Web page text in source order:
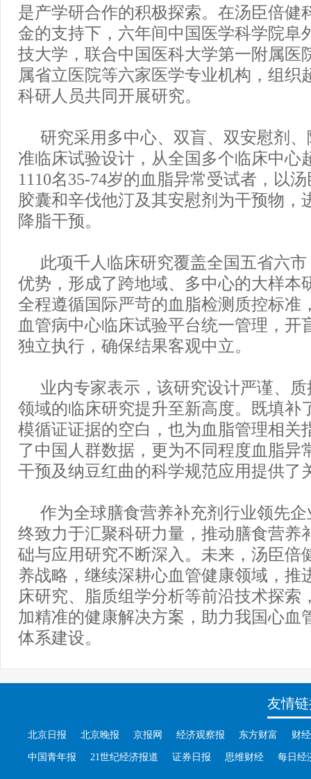
是产学研合作的积极探索。在汤臣倍健
金的支持下，六年间中国医学科学院阜
技大学，联合中国医科大学第一附属医
属省立医院等六家医学专业机构，组织
科研人员共同开展研究。
研究采用多中心、双盲、双安慰剂
准临床试验设计，从全国多个临床中心
1110名35-74岁的血脂异常受试者，以
胶囊和辛伐他汀及其安慰剂为干预物，
降脂干预。
此项千人临床研究覆盖全国五省六
优势，形成了跨地域、多中心的大样本
全程遵循国际严苛的血脂检测质控标准
血管病中心临床试验平台统一管理，开
独立执行，确保结果客观中立。
业内专家表示，该研究设计严谨、
领域的临床研究提升至新高度。既填补
模循证证据的空白，也为血脂管理相关
了中国人群数据，更为不同程度血脂异
干预及纳豆红曲的科学规范应用提供了
作为全球膳食营养补充剂行业领先
终致力于汇聚科研力量，推动膳食营养
础与应用研究不断深入。未来，汤臣倍
养战略，继续深耕心血管健康领域，推
床研究、脂质组学分析等前沿技术探索
加精准的健康解决方案，助力我国心血
体系建设。
友情
北京日报 北京晚报 京报网 经济观察报 东方财富 财
中国青年报 21世纪经济报道 证券日报 思维财经 每日经